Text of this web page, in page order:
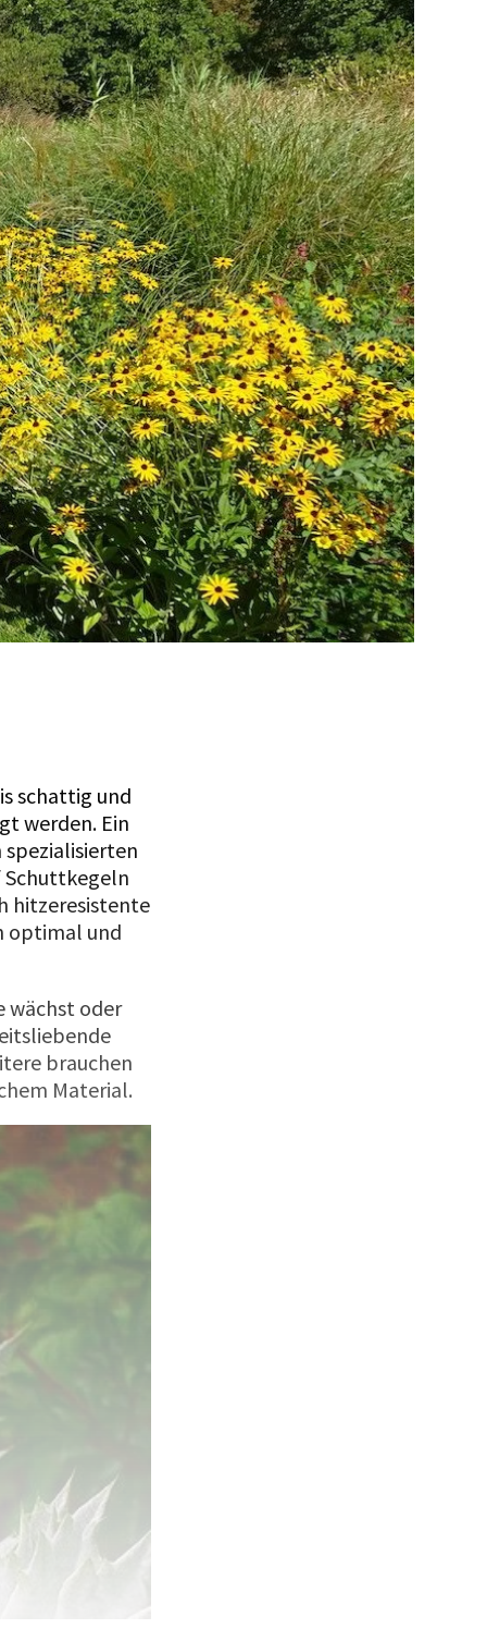
schattig und
werden. Ein
spezialisierten
Schuttkegeln
hitzeresistente
optimal und
wächst oder
brauchen
Material.